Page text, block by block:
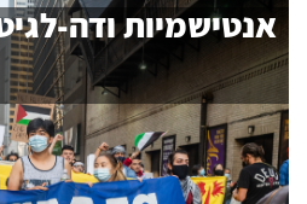
אנטישמיות ודה-